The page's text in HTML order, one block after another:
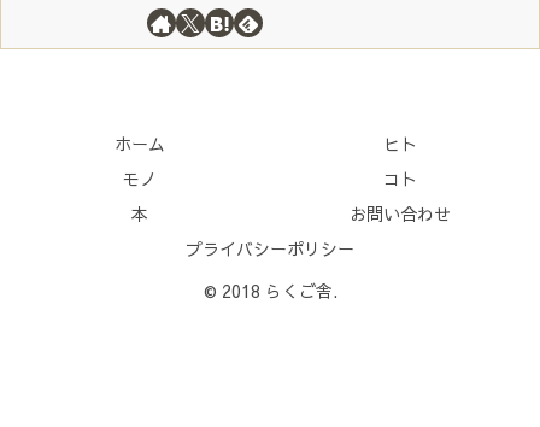
ホーム
ヒト
モノ
コト
本
お問い合わせ
プライバシーポリシー
© 2018 らくご舎.